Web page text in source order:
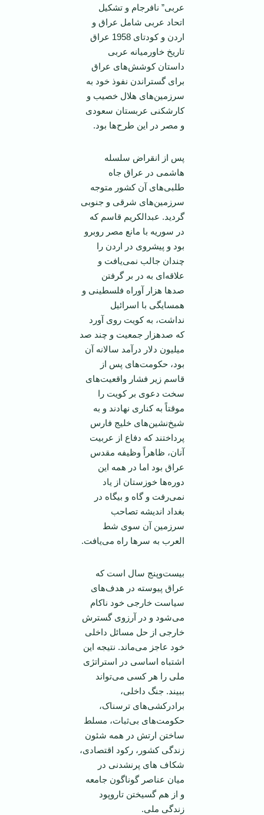
عربی” نافرجام و تشکيل
اتحاد عربی شامل عراق و
اردن و کودتای 1958 عراق
تاريخ خاورميانه عربی
داستان کوشش‌های عراق
برای گستراندن نفوذ خود به
سرزمين‌های هلال خصيب و
کارشکنی عربستان سعودی
و مصر در اين طرح‌ها بود.
پس از انقراض سلسله
هاشمی در عراق جاه
طلبی‌های آن کشور متوجه
سرزمين‌های شرقی و جنوبی
گرديد. عبدالکريم قاسم که
در سوريه با مانع مصر روبرو
بود و پيشروی در اردن را
چندان جالب نمی‌‌يافت و
علاقه‌ای به در بر گرفتن
صدها هزار آوراه فلسطينی و
همسايگی با اسرائيل
نداشت، به کويت روی آورد
که صدهزار جمعيت و چند صد
ميليون دلار درآمد سالانه آن
بود، حکومت‌های پس از
قاسم زير فشار واقعيت‌های
سخت دعوی بر کويت را
موقتاً به کناری نهادند و به
شيخ‌نشين‌های خليج فارس
پرداختند که دفاع از عربيت
آنان، ظاهراً وظيفه مقدس
عراق بود اما در همه اين
دوره‌ها خوزستان از ياد
نمی‌رفت و گاه و بيگاه در
بغداد انديشه تصاحب
سرزمين آن سوی شط
العرب به سرها راه می‌يافت.
بيست‌وپنج سال است که
عراق پيوسته در هدف‌های
سياست خارجی خود ناکام
می‌شود و در آرزوی گسترش
خارجی از حل مسائل داخلی
خود عاجز می‌ماند. نتيجه اين
اشتباه اساسی در استراتژی
ملی را هر کسی می‌تواند
ببيند. جنگ داخلی،
برادرکشی‌های ترسناک،
حکومت‌های بی‌ثبات، مسلط
ساختن ارتش در همه شئون
زندگی کشور، رکود اقتصادی،
شکاف های پرنشدنی در
ميان عناصر گوناگون جامعه
و از هم گسيختن تاروپود
زندگی ملی.